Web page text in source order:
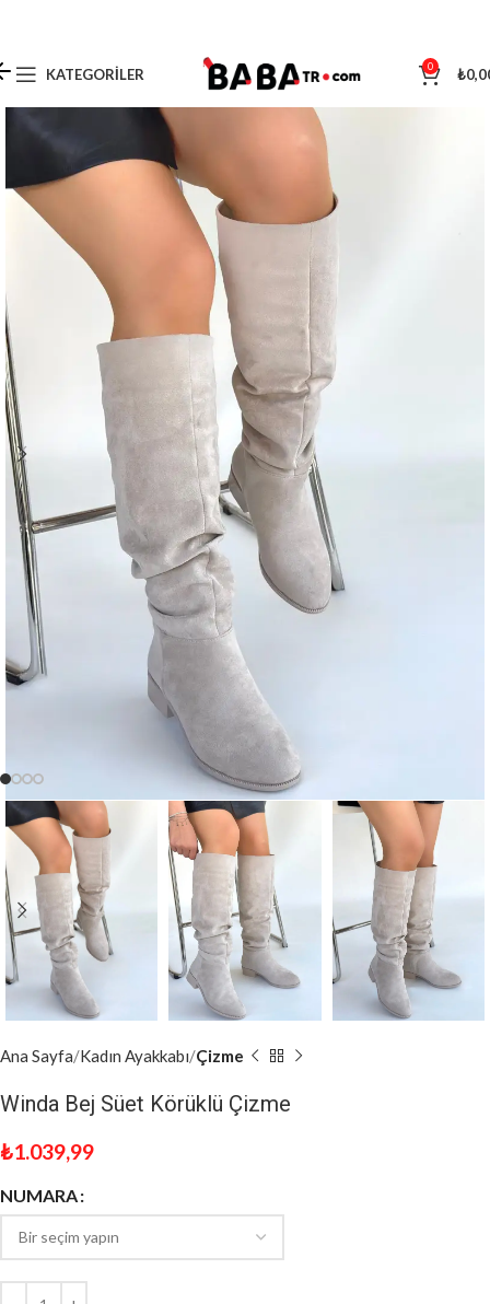
KATEGORILER 0 ₺
Ana Sayfa Kadın Ayakkabı Çizme
Winda Bej Süet Körüklü Çizme
₺1.039,99
NUMARA